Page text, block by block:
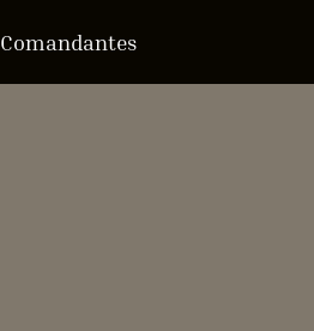
Comandantes